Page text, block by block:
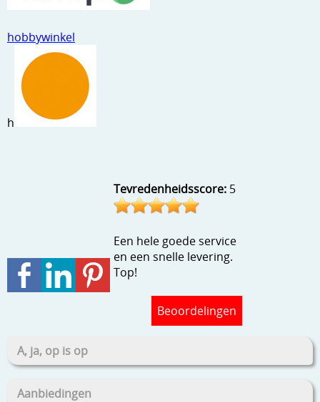
Snijmaterialen
Speciaal papier
Stans machine en embossing machines
Stempels en zo
Template, mask, stencils, grids
hobbywinkel
h
Tevredenheidsscore: 5
Een hele goede service
en een snelle levering.
Top!
Beoordelingen
A, ja, op is op
Aanbiedingen